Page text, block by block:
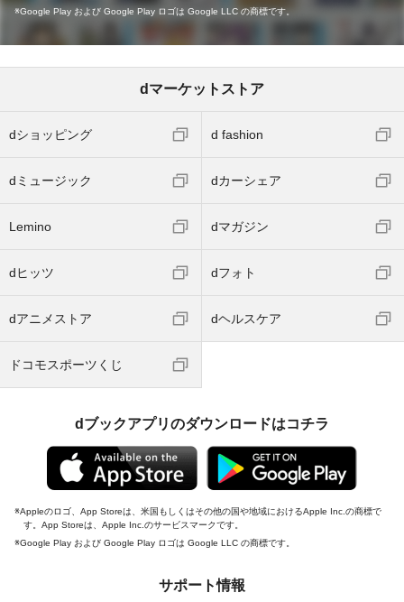
Google Play および Google Play ロゴは Google LLC の商標です。
dマーケットストア
dショッピング d fashion
dミュージック dカーシェア
Lemino dマガジン
dヒッツ dフォト
dアニメストア dヘルスケア
ドコモスポーツくじ
dブックアプリのダウンロードはコチラ
Appleのロゴ、App Storeは、米国もしくはその他の国や地域におけるApple Inc.の商標で
す。App Storeは、Apple Inc.のサービスマークです。
Google Play および Google Play ロゴは Google LLC の商標です。
サポート情報